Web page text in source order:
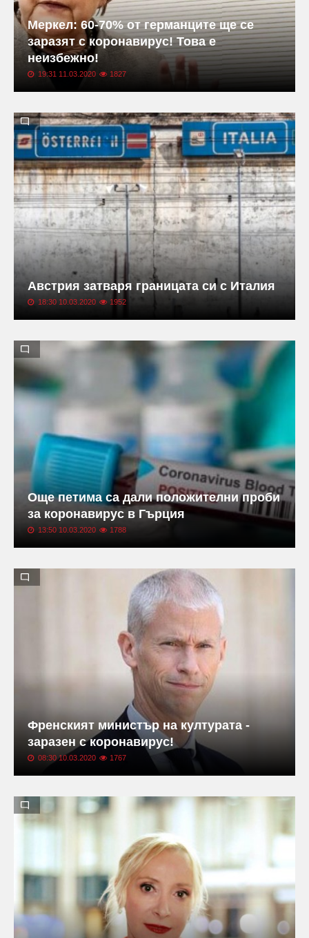
Меркел: 60-70% от германците ще се
заразят с коронавирус! Това е
неизбежно!
19:31 11.03.2020 1827
Австрия затваря границата си с Италия
18:30 10.03.2020 1952
Още петима са дали положителни проби
за коронавирус в Гърция
13:50 10.03.2020 1788
Френският министър на културата -
заразен с коронавирус!
08:30 10.03.2020 1767